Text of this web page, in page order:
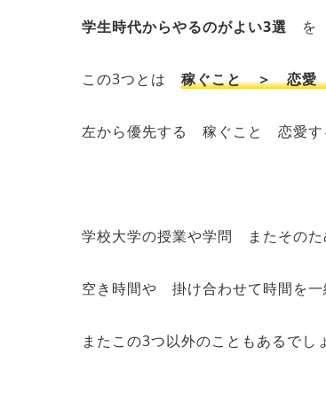
学生時代からやるのがよい3選 を
この3つとは 稼ぐこと ＞ 恋
左から優先する 稼ぐこと 恋愛す
学校大学の授業や学問 またその
空き時間や 掛け合わせて時間を一
またこの3つ以外のこともあるで